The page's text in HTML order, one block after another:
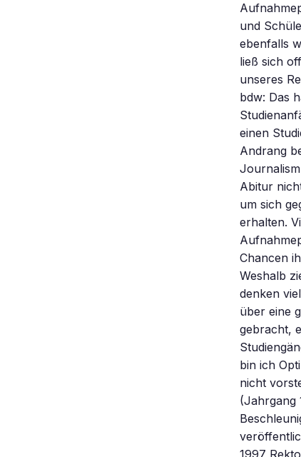
und
ebenfalls
ließ sich
unseres
bdw: Das
einen
Andrang
Abitur
um sich
erhalten.
Chancen
Weshalb
denken
über eine
gebracht,
bin ich
nicht
(Jahrgang
1997